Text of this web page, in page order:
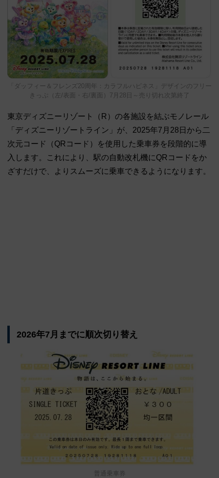
「ダッフィー＆フレンズ20周年：カラフルハピネス」デザインのフリー
きっぷ（左/表面・右/裏面）7月28日～売り切れ次第終了
東京ディズニーリゾート（R）の各施設を結ぶモノレール
「ディズニーリゾートライン」が、2025年7月28日から二
次元コード（QRコード）を使用した乗車券を段階的に導
入します。これにより、駅の自動改札機にQRコードをか
ざすだけで、よりスムーズに乗車できるようになります。
2026年7月までに順次切り替え
普通乗車券